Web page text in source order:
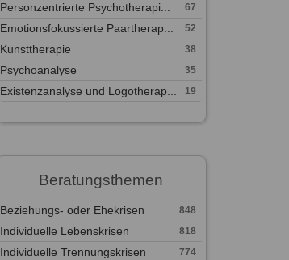
Personzentrierte Psychotherapi... 67
Emotionsfokussierte Paartherap... 52
Kunsttherapie 38
Psychoanalyse 35
Existenzanalyse und Logotherap... 19
Beratungsthemen
Beziehungs- oder Ehekrisen 848
Individuelle Lebenskrisen 818
Individuelle Trennungskrisen 774